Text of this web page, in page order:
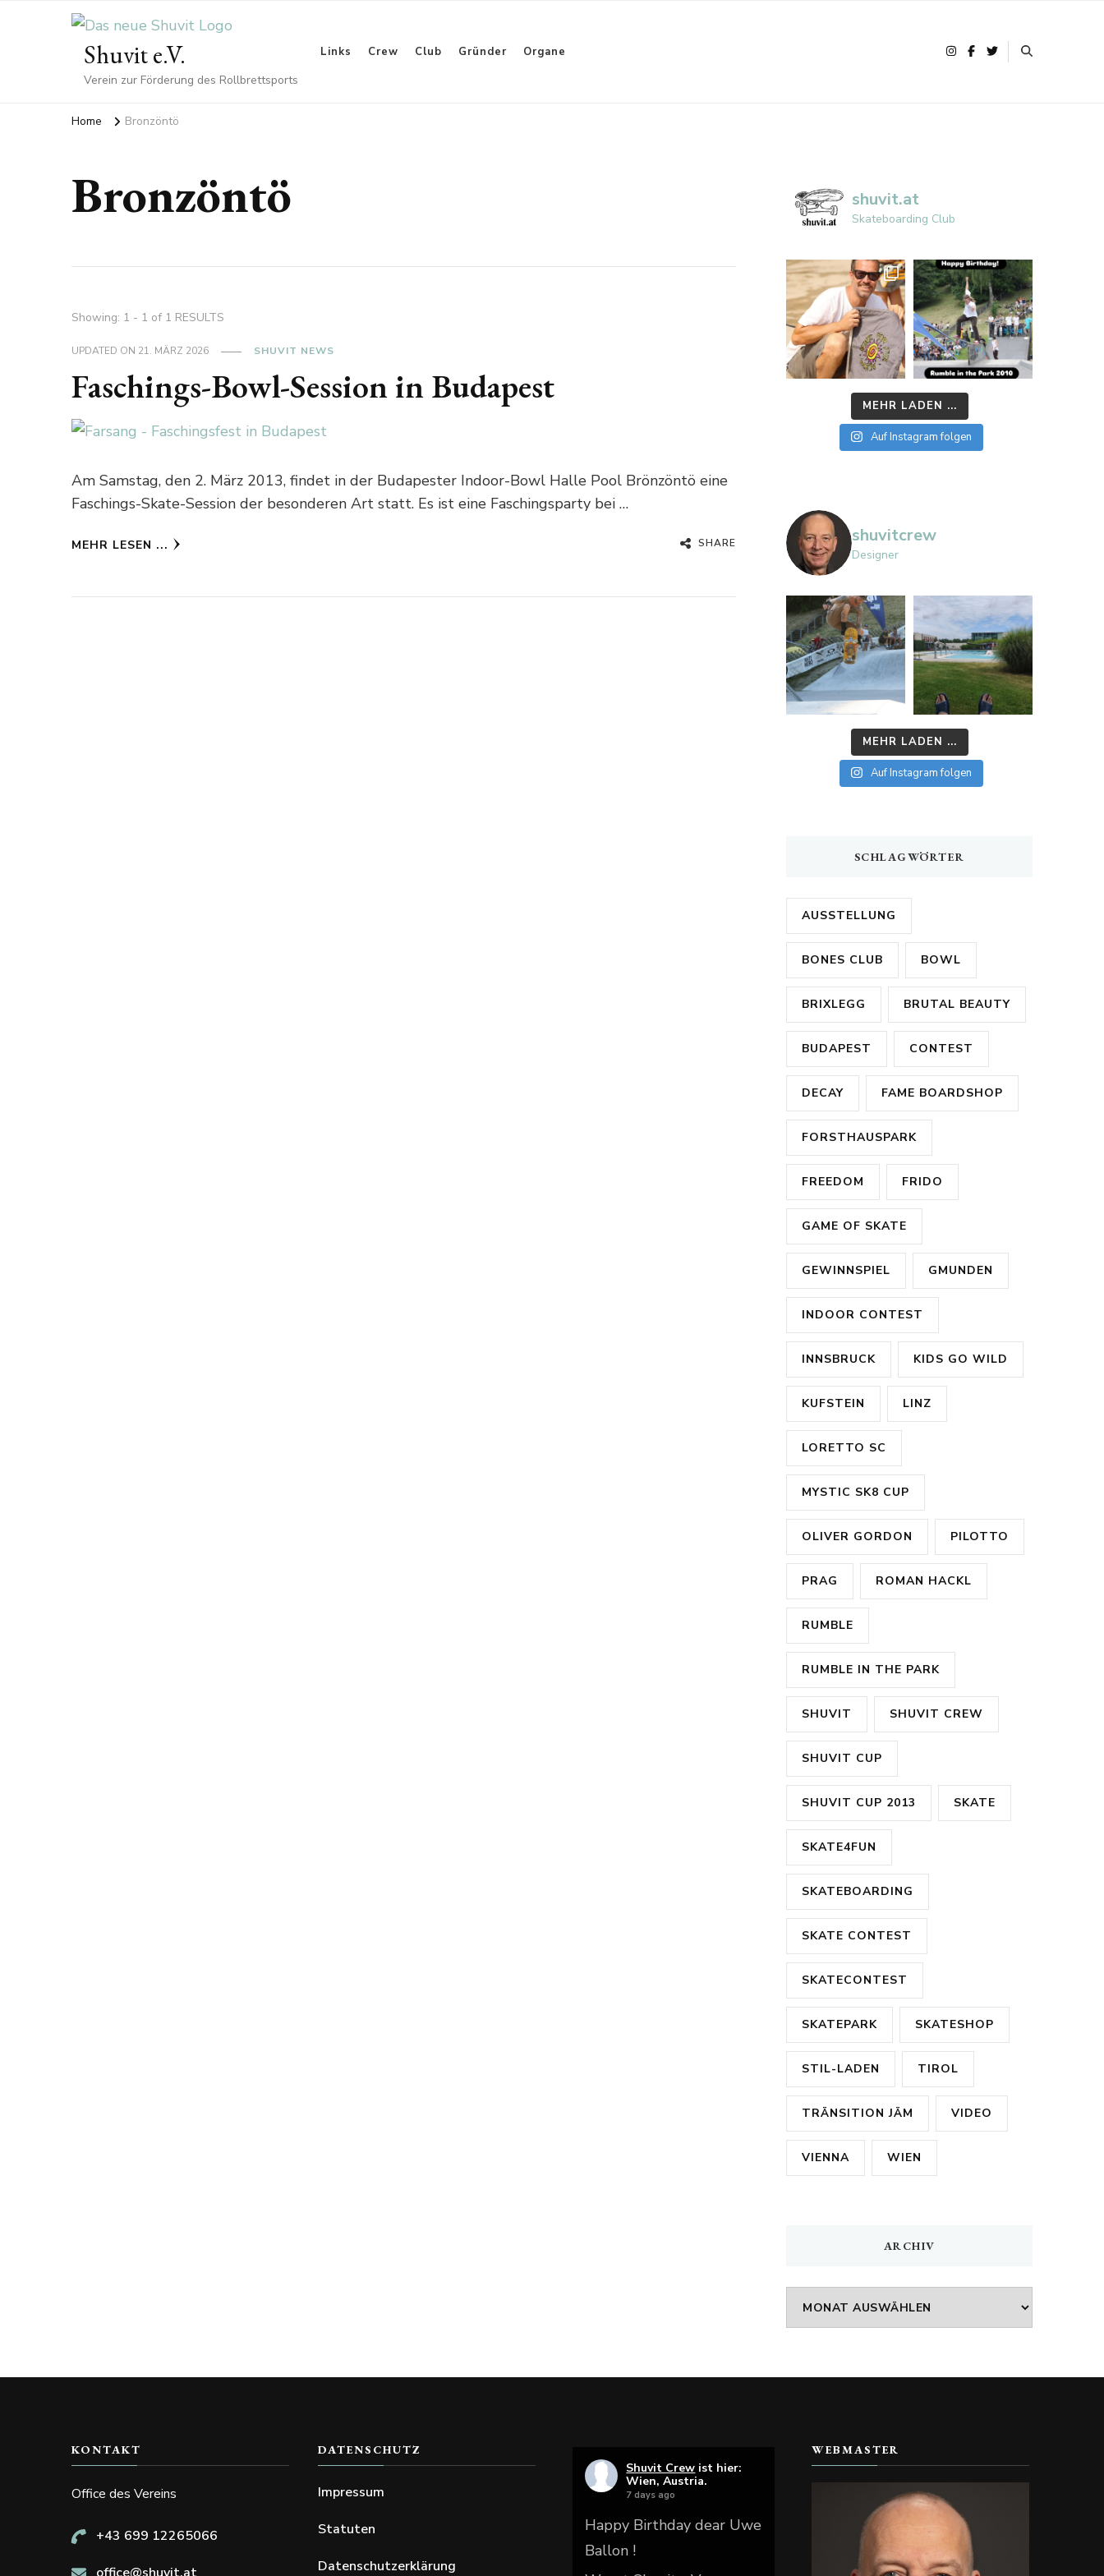
Shuvit e.V.
Verein zur Förderung des Rollbrettsports
Links Crew Club Gründer Organe
Home Bronzöntö
Bronzöntö
Showing: 1 - 1 of 1 RESULTS
UPDATED ON 21. MÄRZ 2026 SHUVIT NEWS
Faschings-Bowl-Session in Budapest
Am Samstag, den 2. März 2013, findet in der Budapester Indoor-Bowl Halle Pool Brönzöntö eine
Faschings-Skate-Session der besonderen Art statt. Es ist eine Faschingsparty bei …
MEHR LESEN ... SHARE
shuvit.at
Skateboarding Club
MEHR LADEN ...
Auf Instagram folgen
shuvitcrew
Designer
MEHR LADEN ...
Auf Instagram folgen
SCHLAGWÖRTER
AUSSTELLUNG
BONES CLUB BOWL
BRIXLEGG BRUTAL BEAUTY
BUDAPEST CONTEST
DECAY FAME BOARDSHOP
FORSTHAUSPARK
FREEDOM FRIDO
GAME OF SKATE
GEWINNSPIEL GMUNDEN
INDOOR CONTEST
INNSBRUCK KIDS GO WILD
KUFSTEIN LINZ
LORETTO SC
MYSTIC SK8 CUP
OLIVER GORDON PILOTTO
PRAG ROMAN HACKL
RUMBLE
RUMBLE IN THE PARK
SHUVIT SHUVIT CREW
SHUVIT CUP
SHUVIT CUP 2013 SKATE
SKATE4FUN
SKATEBOARDING
SKATE CONTEST
SKATECONTEST
SKATEPARK SKATESHOP
STIL-LADEN TIROL
TRÄNSITION JÄM VIDEO
VIENNA WIEN
ARCHIV
Archiv
KONTAKT
Office des Vereins
+43 699 12265066
DATENSCHUTZ
Impressum
Statuten
Datenschutzerklärung
Shuvit Crew ist hier:
Wien, Austria.
7 days ago
Happy Birthday dear Uwe
Ballon !
WEBMASTER